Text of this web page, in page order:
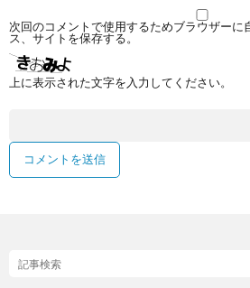
次回のコメントで使用するためブラウザーに
ス、サイトを保存する。
上に表示された文字を入力してください。